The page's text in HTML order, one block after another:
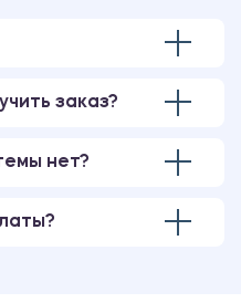
заказ?
нет?